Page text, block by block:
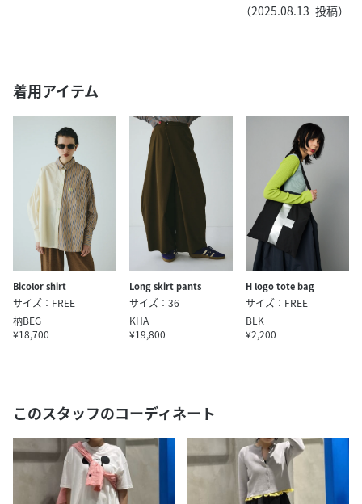
（2025.08.13 投稿）
着用アイテム
Bicolor shirt
サイズ：FREE
柄BEG
¥18,700
Long skirt pants
サイズ：36
KHA
¥19,800
H logo tote bag
サイズ：FREE
BLK
¥2,200
このスタッフのコーディネート